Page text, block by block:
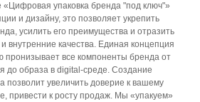
«Цифровая упаковка бренда "под ключ"»
и дизайну, это позволяет укрепить
усилить его преимущества и отразить
внутренние качества. Единая концепция
пронизывает все компоненты бренда от
до образа в digital -среде. Создание
позволит увеличить доверие к вашему
привести к росту продаж. Мы «упакуем»